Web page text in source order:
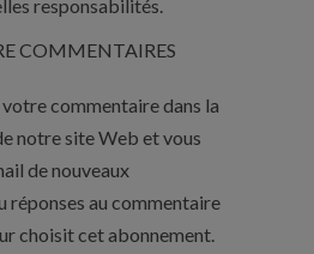
responsabilités.
COMMENTAIRES
commentaire dans la
notre site Web et vous
de nouveaux
réponses au commentaire
choisit cet abonnement.